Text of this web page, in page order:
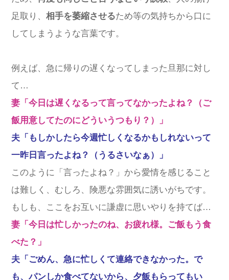
足取り、 相手を萎縮させるため等の気持ちから口に
してしまうような言葉です。
例えば、急に帰りの遅くなってしまった旦那に対し
て…
妻「今日は遅くなるって言ってなかったよね？（ご
飯用意してたのにどういうつもり？）」
夫「もしかしたら今週忙しくなるかもしれないって
一昨日言ったよね？（うるさいなぁ）」
このように「言ったよね？」から愛情を感じること
は難しく、むしろ、険悪な雰囲気に誘いがちです。
もしも、ここをお互いに謙虚に思いやりを持てば…
妻「今日は忙しかったのね、お疲れ様。ご飯もう食
べた？」
夫「ごめん、急に忙しくて連絡できなかった。で
も、パンしか食べてないから、夕飯もらってもい